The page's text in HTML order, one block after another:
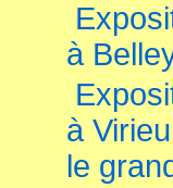
à
à Virieu
le